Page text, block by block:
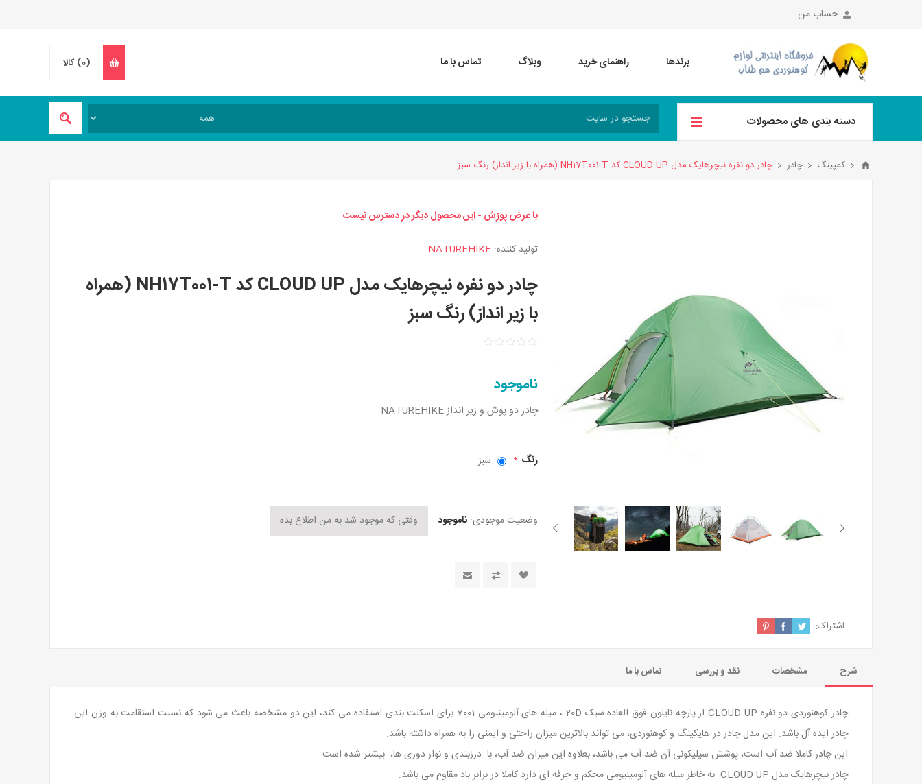
حساب من
برندها راهنمای خرید وبلاگ تماس با ما (0) کالا
دسته بندی های محصولات
کمپینگ چادر چادر دو نفره نیچرهایک مدل CLOUD UP کد NH17T001-T (همراه با زیر انداز) رنگ سبز
با عرض پوزش - این محصول دیگر در دسترس نیست
تولید کننده: NATUREHIKE
چادر دو نفره نیچرهایک مدل CLOUD UP کد NH17T001-T (همراه
با زیر انداز) رنگ سبز
ناموجود
چادر دو پوش و زیر انداز NATUREHIKE
رنگ * سبز
وضعیت موجودی: ناموجود
اشتراک:
شرح مشخصات نقد و بررسی تماس با ما
چادر کوهنوردی دو نفره CLOUD UP از پارچه نایلون فوق العاده سبک 20D ، میله های آلومینیومی 7001 برای اسکلت بندی استفاده می کند، این دو مشخصه باعث می شود که نسبت استقامت به وزن این
چادر ایده آل باشد. این مدل چادر در هایکینگ و کوهنوردی، می تواند بالاترین میزان راحتی و ایمنی را به همراه داشته باشد.
این چادر کاملا ضد آب است، پوشش سیلیکونی آن ضد آب می باشد، بعلاوه این میزان ضد آب، با درزبندی و نوار دوزی ها، بیشتر شده است.
چادر نیچرهایک مدل CLOUD UP به خاطر میله های آلومینیومی محکم و حرفه ای دارد کاملا در برابر باد مقاوم می باشد.